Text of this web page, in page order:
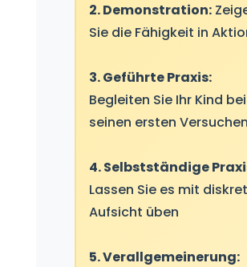
2. Demonstration:
Sie die Fähigkeit in
3. Geführte Praxis:
Begleiten Sie Ihr Kind bei
seinen ersten Versuchen
4. Selbstständige
Lassen Sie es mit
Aufsicht üben
5. Verallgemeinerung: